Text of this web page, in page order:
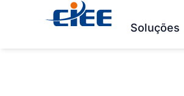
Soluções